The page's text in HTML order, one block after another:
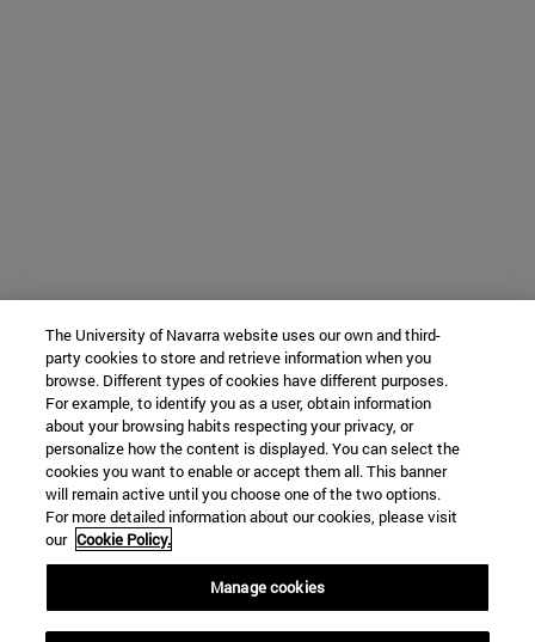
The University of Navarra website uses our own and third-
party cookies to store and retrieve information when you
browse. Different types of cookies have different purposes.
For example, to identify you as a user, obtain information
about your browsing habits respecting your privacy, or
personalize how the content is displayed. You can select the
cookies you want to enable or accept them all. This banner
will remain active until you choose one of the two options.
For more detailed information about our cookies, please visit
our Cookie Policy.
Manage cookies